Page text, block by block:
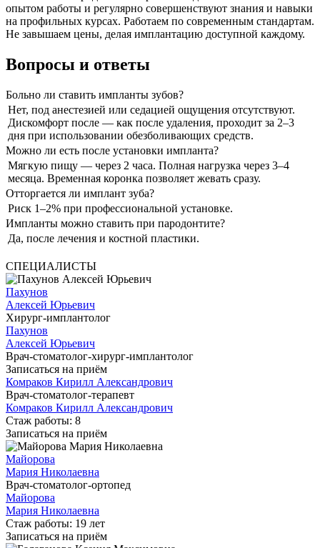
опытом работы и регулярно совершенствуют знания и навыки
на профильных курсах. Работаем по современным стандартам.
Не завышаем цены, делая имплантацию доступной каждому.
Вопросы и ответы
Больно ли ставить импланты зубов?
Нет, под анестезией или седацией ощущения отсутствуют.
Дискомфорт после — как после удаления, проходит за 2–3
дня при использовании обезболивающих средств.
Можно ли есть после установки импланта?
Мягкую пищу — через 2 часа. Полная нагрузка через 3–4
месяца. Временная коронка позволяет жевать сразу.
Отторгается ли имплант зуба?
Риск 1–2% при профессиональной установке.
Импланты можно ставить при пародонтите?
Да, после лечения и костной пластики.
СПЕЦИАЛИСТЫ
Пахунов
Алексей Юрьевич
Хирург-имплантолог
Пахунов
Алексей Юрьевич
Врач-стоматолог-хирург-имплантолог
Записаться на приём
Комраков Кирилл Александрович
Врач-стоматолог-терапевт
Комраков Кирилл Александрович
Стаж работы: 8
Записаться на приём
Майорова
Мария Николаевна
Врач-стоматолог-ортопед
Майорова
Мария Николаевна
Стаж работы: 19 лет
Записаться на приём